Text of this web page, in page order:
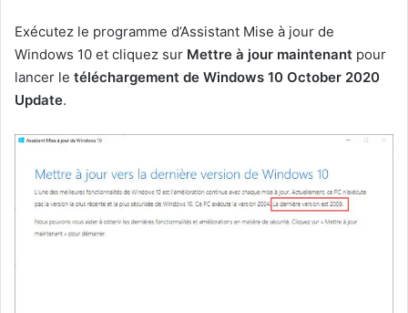
Exécutez le programme d’Assistant Mise à jour de
Windows 10 et cliquez sur Mettre à jour maintenant pour
lancer le téléchargement de Windows 10 October 2020
Update.